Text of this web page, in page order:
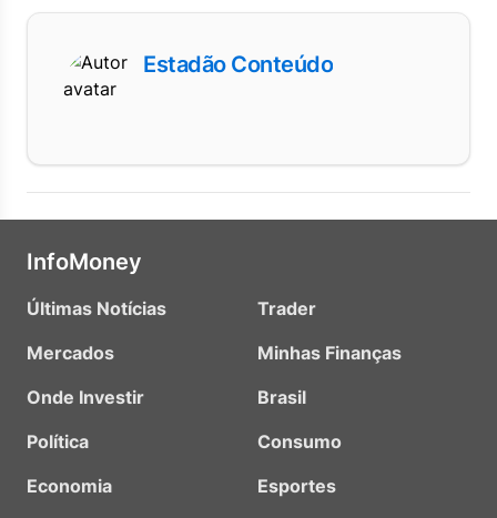
Estadão Conteúdo
InfoMoney
Últimas Notícias
Mercados
Onde Investir
Política
Economia
Trader
Minhas Finanças
Brasil
Consumo
Esportes